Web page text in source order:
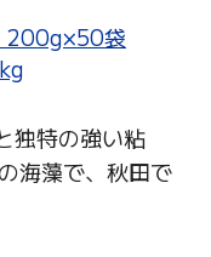
200g×50袋
独特の強い粘
海藻で、秋田で